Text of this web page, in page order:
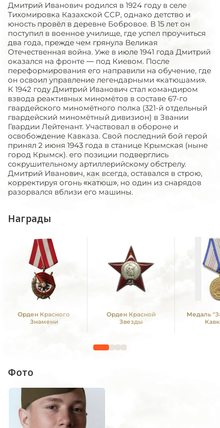
Дмитрий Иванович родился в 1924 году в селе
Тихомировка Казахской ССР, однако детство и
юность провёл в деревне Бобровое. В 15 лет он
поступил в военное училище, где успел проучиться
два года, прежде чем грянула Великая
Отечественная война. Уже в июле 1941 года Дмитрий
оказался на фронте — под Киевом. После
переформирования его направили на обучение, где
он освоил управление легендарными «катюшами».
К 1942 году Дмитрий Иванович стал командиром
взвода реактивных миномётов в составе 67-го
гвардейского миномётного полка (321-й отдельный
гвардейский миномётный дивизион) в Звании
Гвардии Лейтенант. Участвовал в обороне и
освобождение Кавказа. Свой последний бой герой
принял 2 июня 1943 года в станице Крымская (ныне
город Крымск). его позиции подверглись
сокрушительному артиллерийскому обстрелу.
Дмитрий Иванович, как всегда, оставался в строю,
корректируя огонь «катюш», но один из снарядов
разорвался вблизи его машины.
Награды
Орден Красного
Знамени
Орден Красной
Звезды
Медаль
Фото